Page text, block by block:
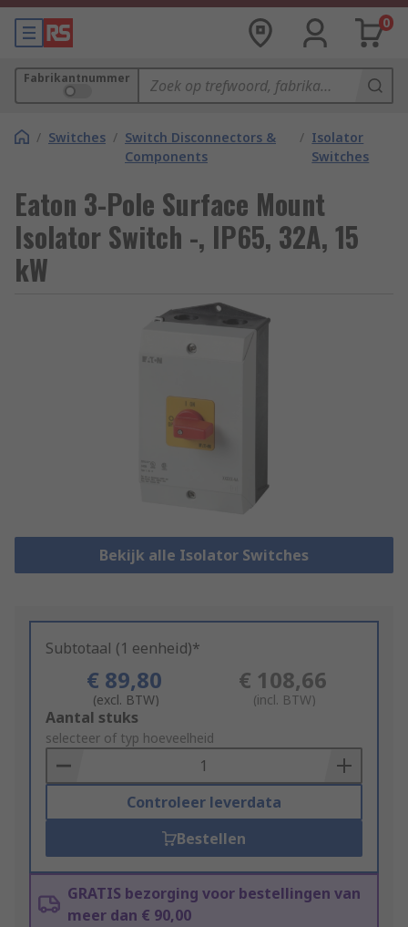
0
Fabrikantnummer
/ Switches / Switch Disconnectors &
Components
/ Isolator
Switches
Eaton 3-Pole Surface Mount
Isolator Switch -, IP65, 32A, 15
kW
Bekijk alle Isolator Switches
Subtotaal (1 eenheid)*
€ 89,80
(excl. BTW)
€ 108,66
(incl. BTW)
Add
to
Basket
Aantal stuks
selecteer of typ hoeveelheid
Controleer leverdata
Bestellen
GRATIS bezorging voor bestellingen van
meer dan € 90,00